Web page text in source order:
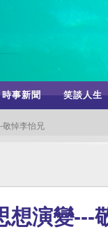
時事新聞 笑談人生
敬悼李怡兄
想演變---